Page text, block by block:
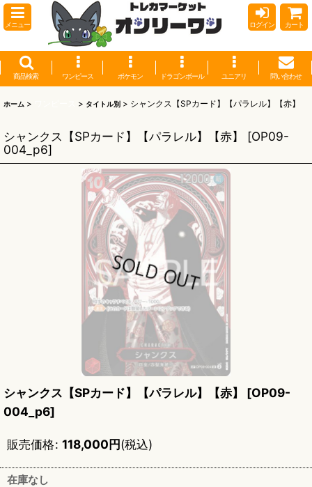
メニュー ログイン カート
商品検索 ワンピース ポケモン ドラゴンボール ユニアリ 問い合わせ
ホーム > > タイトル別 > シャンクス【SPカード】【パラレル】【赤】
シャンクス【SPカード】【パラレル】【赤】 [OP09-
004_p6]
シャンクス【SPカード】【パラレル】【赤】 [OP09-
004_p6]
販売価格: 118,000円(税込)
在庫なし